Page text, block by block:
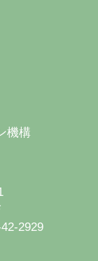
機構
2929